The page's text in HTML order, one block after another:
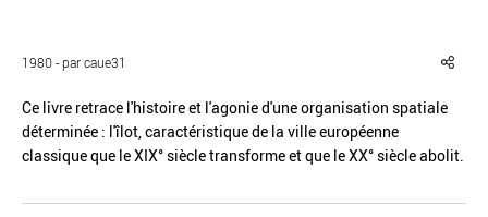
Réinitialiser Fermer la recherche avancée
1980 - par caue31
Ce livre retrace l'histoire et l'agonie d'une organisation spatiale
déterminée : l'îlot, caractéristique de la ville européenne
classique que le XIX° siècle transforme et que le XX° siècle abolit.